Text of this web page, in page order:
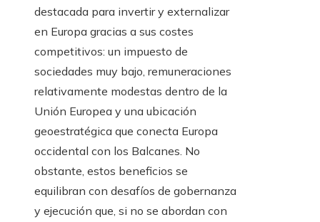
destacada para invertir y externalizar
en Europa gracias a sus costes
competitivos: un impuesto de
sociedades muy bajo, remuneraciones
relativamente modestas dentro de la
Unión Europea y una ubicación
geoestratégica que conecta Europa
occidental con los Balcanes. No
obstante, estos beneficios se
equilibran con desafíos de gobernanza
y ejecución que, si no se abordan con